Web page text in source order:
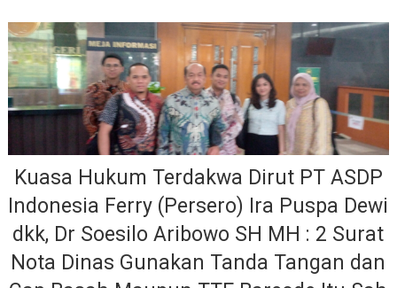
Kuasa Hukum Terdakwa Dirut PT ASDP
Indonesia Ferry (Persero) Ira Puspa Dewi
dkk, Dr Soesilo Aribowo SH MH : 2 Surat
Nota Dinas Gunakan Tanda Tangan dan